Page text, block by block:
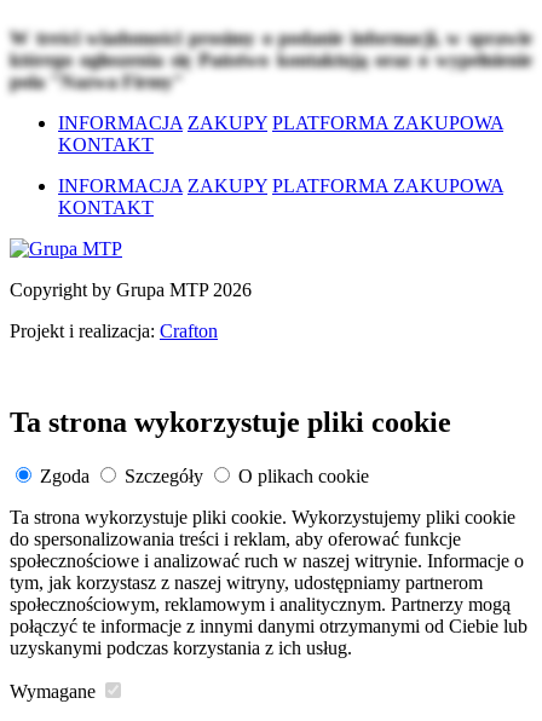
W treści wiadomości prosimy o podanie informacji, w sprawie
którego ogłoszenia się Państwo kontaktują oraz o wypełnienie
pola "Nazwa Firmy"
INFORMACJA ZAKUPY PLATFORMA ZAKUPOWA
KONTAKT
INFORMACJA ZAKUPY PLATFORMA ZAKUPOWA
KONTAKT
Copyright by Grupa MTP 2026
Projekt i realizacja: Crafton
Ta strona wykorzystuje pliki cookie
Zgoda Szczegóły
O plikach cookie
Ta strona wykorzystuje pliki cookie. Wykorzystujemy pliki cookie
do spersonalizowania treści i reklam, aby oferować funkcje
społecznościowe i analizować ruch w naszej witrynie. Informacje o
tym, jak korzystasz z naszej witryny, udostępniamy partnerom
społecznościowym, reklamowym i analitycznym. Partnerzy mogą
połączyć te informacje z innymi danymi otrzymanymi od Ciebie lub
uzyskanymi podczas korzystania z ich usług.
Wymagane